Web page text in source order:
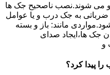
می شوند.نصب ناصحیح جک ها
ضرباتی به جک درب و یا عوامل
مانند: باز و بسته
جک ها،ایجاد صدای
و
پیدا کرد؟